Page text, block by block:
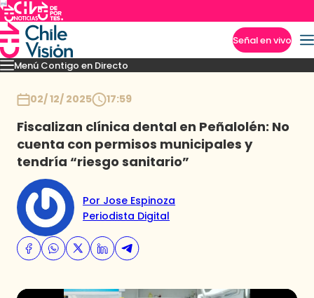
Señal en vivo
Menú Contigo en Directo
Momentos Novedades
02/ 12/ 2025 17:59
Fiscalizan clínica dental en Peñalolén: No
cuenta con permisos municipales y
tendría “riesgo sanitario”
Por Jose Espinoza
Periodista Digital
Imperdibles